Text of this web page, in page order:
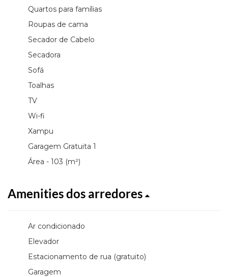
Quartos para famílias
Roupas de cama
Secador de Cabelo
Secadora
Sofá
Toalhas
TV
Wi-fi
Xampu
Garagem Gratuita 1
Área - 103 (m²)
Amenities dos arredores
Ar condicionado
Elevador
Estacionamento de rua (gratuito)
Garagem